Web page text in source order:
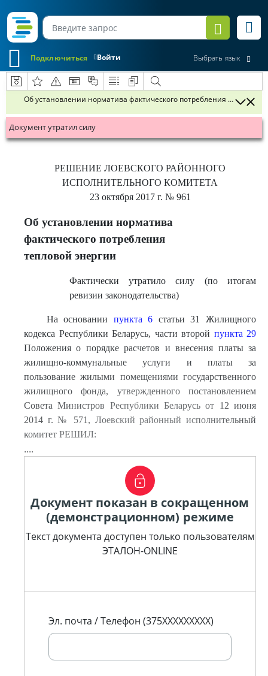
Войти
Подключиться Выбрать язык
Об установлении норматива фактического потребления тепловой
Документ утратил силу
РЕШЕНИЕ ЛОЕВСКОГО РАЙОННОГО
ИСПОЛНИТЕЛЬНОГО КОМИТЕТА
23 октября 2017 г. № 961
Об установлении норматива
фактического потребления
тепловой энергии
Фактически утратило силу (по итогам
ревизии законодательства)
На основании пункта 6 статьи 31 Жилищного
кодекса Республики Беларусь, части второй пункта 29
Положения о порядке расчетов и внесения платы за
жилищно-коммунальные услуги и платы за
пользование жилыми помещениями государственного
жилищного фонда, утвержденного постановлением
Совета Министров Республики Беларусь от 12 июня
2014 г. № 571, Лоевский районный исполнительный
комитет РЕШИЛ:
....
Документ показан в сокращенном
(демонстрационном) режиме
Текст документа доступен только пользователям
ЭТАЛОН-ONLINE
Эл. почта / Телефон (375XXXXXXXXX)